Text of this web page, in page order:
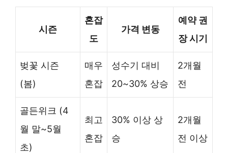
시즌
혼잡
도
가격 변동
예약 권
장 시기
벚꽃 시즌
(봄)
매우
혼잡
성수기 대비
20~30% 상승
2개월
전
골든위크 (4
월 말~5월
초)
최고
혼잡
30% 이상 상
승
2개월
전 이상